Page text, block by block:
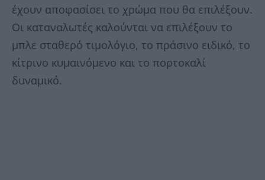
έχουν αποφασίσει το χρώμα που θα επιλέξουν.
Οι καταναλωτές καλούνται να επιλέξουν το
μπλε σταθερό τιμολόγιο, το πράσινο ειδικό, το
κίτρινο κυμαινόμενο και το πορτοκαλί
δυναμικό.